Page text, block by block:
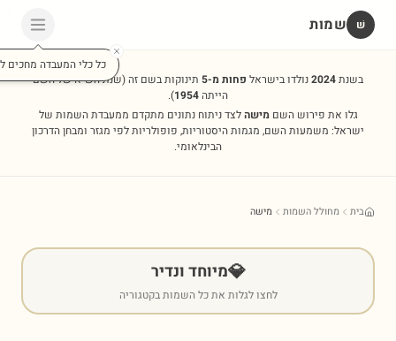
שׁ שמות
כל כלי המעבדה מחכים
בשנת2024נולדו בישראל פחות מ-5 תינוקות בשם זה(שנת השיא של השם
הייתה1954
).
גלו את פירוש השםמישהלצד ניתוח נתונים מתקדם ממעבדת השמות של
ישראל: משמעות השם, מגמות היסטוריות, פופולריות לפי מגזר ומבחן הדרכון
הבינלאומי.
בית מחולל השמות מישה
💎מיוחד ונדיר
לחצו לגלות את כל השמות בקטגוריה